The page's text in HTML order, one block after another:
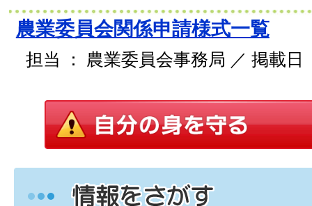
農業委員会関係申請様式一覧
担当 ： 農業委員会事務局 ／ 掲載日